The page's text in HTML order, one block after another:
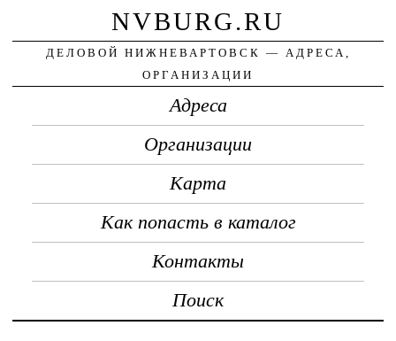
NVBURG.RU
ДЕЛОВОЙ НИЖНЕВАРТОВСК — АДРЕСА,
ОРГАНИЗАЦИИ
Адреса
Организации
Карта
Как попасть в каталог
Контакты
Поиск